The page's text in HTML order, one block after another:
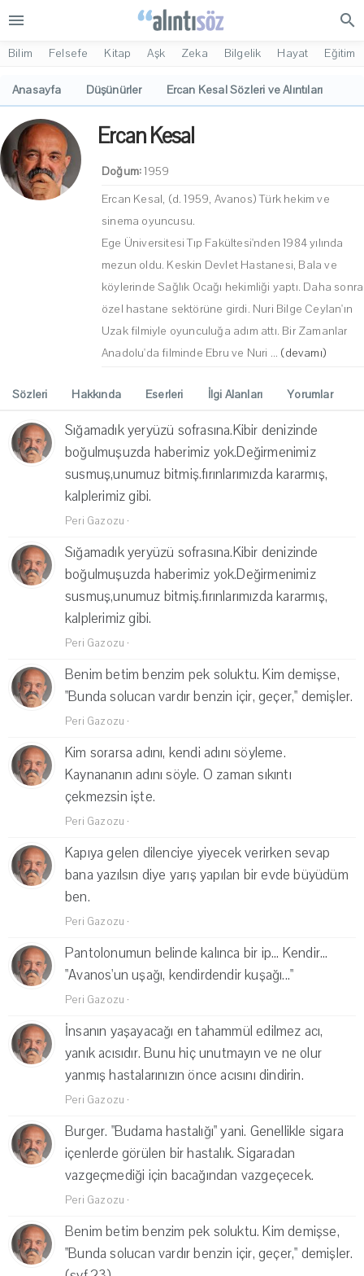
menu search
Bilim Felsefe Kitap Aşk Zeka Bilgelik Hayat Eğitim
Anasayfa Düşünürler Ercan Kesal Sözleri ve Alıntıları
Ercan Kesal
Doğum:1959
Ercan Kesal, (d. 1959, Avanos) Türk hekim ve
sinema oyuncusu.
Ege Üniversitesi Tıp Fakültesi'nden 1984 yılında
mezun oldu. Keskin Devlet Hastanesi, Bala ve
köylerinde Sağlık Ocağı hekimliği yaptı. Daha sonra
özel hastane sektörüne girdi. Nuri Bilge Ceylan'ın
Uzak filmiyle oyunculuğa adım attı. Bir Zamanlar
Anadolu'da filminde Ebru ve Nuri ... (devamı)
Sözleri Hakkında Eserleri İlgi Alanları Yorumlar
Sığamadık yeryüzü sofrasına.Kibir denizinde
boğulmuşuzda haberimiz yok.Değirmenimiz
susmuş,unumuz bitmiş.fırınlarımızda kararmış,
kalplerimiz gibi.
Peri Gazozu ·
Sığamadık yeryüzü sofrasına.Kibir denizinde
boğulmuşuzda haberimiz yok.Değirmenimiz
susmuş,unumuz bitmiş.fırınlarımızda kararmış,
kalplerimiz gibi.
Peri Gazozu ·
Benim betim benzim pek soluktu. Kim demişse,
"Bunda solucan vardır benzin içir, geçer," demişler.
Peri Gazozu ·
Kim sorarsa adını, kendi adını söyleme.
Kaynananın adını söyle. O zaman sıkıntı
çekmezsin işte.
Peri Gazozu ·
Kapıya gelen dilenciye yiyecek verirken sevap
bana yazılsın diye yarış yapılan bir evde büyüdüm
ben.
Peri Gazozu ·
Pantolonumun belinde kalınca bir ip... Kendir...
"Avanos'un uşağı, kendirdendir kuşağı..."
Peri Gazozu ·
İnsanın yaşayacağı en tahammül edilmez acı,
yanık acısıdır. Bunu hiç unutmayın ve ne olur
yanmış hastalarınızın önce acısını dindirin.
Peri Gazozu ·
Burger. "Budama hastalığı" yani. Genellikle sigara
içenlerde görülen bir hastalık. Sigaradan
vazgeçmediği için bacağından vazgeçecek.
Peri Gazozu ·
Benim betim benzim pek soluktu. Kim demişse,
"Bunda solucan vardır benzin içir, geçer," demişler.